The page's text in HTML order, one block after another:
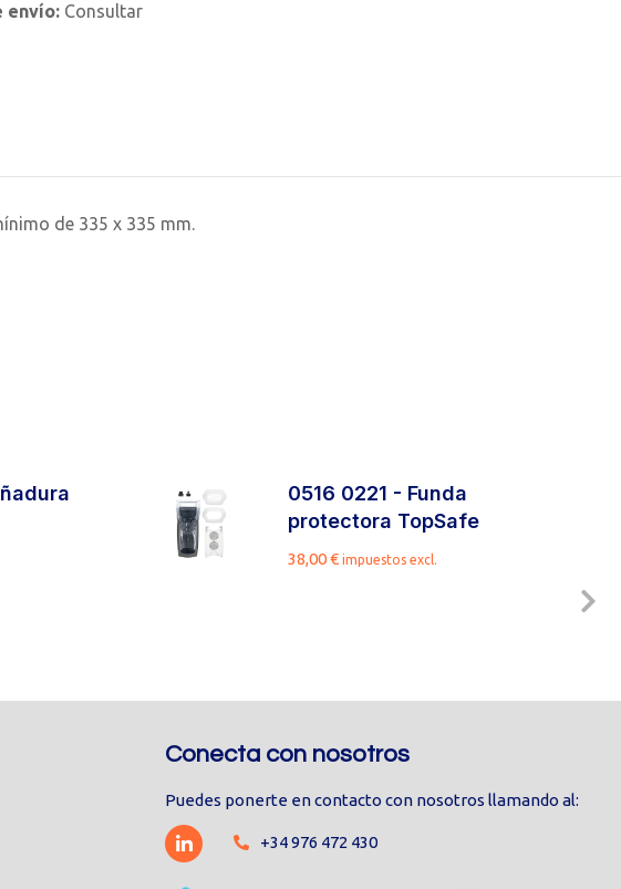
envío: Consultar
de 335 x 335 mm.
0516 0221 - Funda
protectora TopSafe
38,00€ impuestos excl.
Conecta con nosotros
Puedes ponerte en contacto con nosotros llamando al:
+34 976 472 430